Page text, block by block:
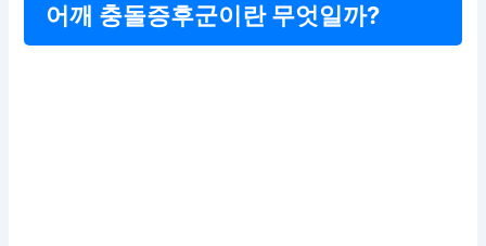
어깨 충돌증후군이란 무엇일까?